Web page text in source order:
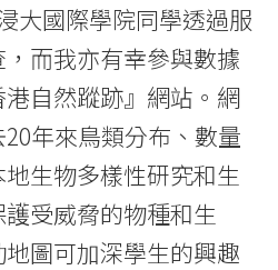
大國際學院同學透過服
而我亦有幸參與數據
自然蹤跡』網站。網
年來鳥類分布、數量
生物多樣性研究和生
受威脅的物種和生
圖可加深學生的興趣